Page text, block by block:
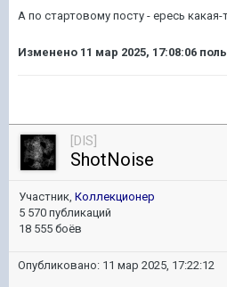
А по стартовому посту - ересь
Изменено 11 мар 2025, 17:08:06
[DIS]
ShotNoise
Участник, Коллекционер
5 570 публикаций
18 555 боёв
Опубликовано: 11 мар 2025, 17:22:12